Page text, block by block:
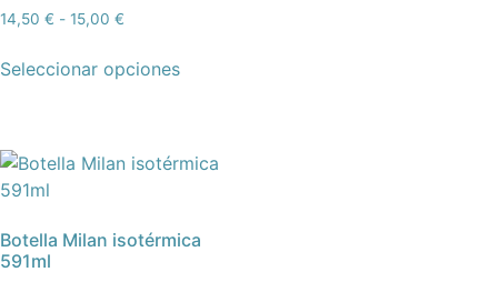
14,50 € - 15,00 €
Seleccionar opciones
Botella Milan isotérmica
591ml